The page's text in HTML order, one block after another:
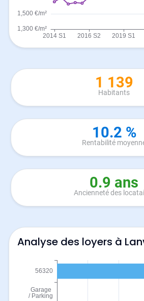
1 139
Habitants
10.2 %
Rentabilité
0.9 ans
Ancienneté des
Analyse des loyers à